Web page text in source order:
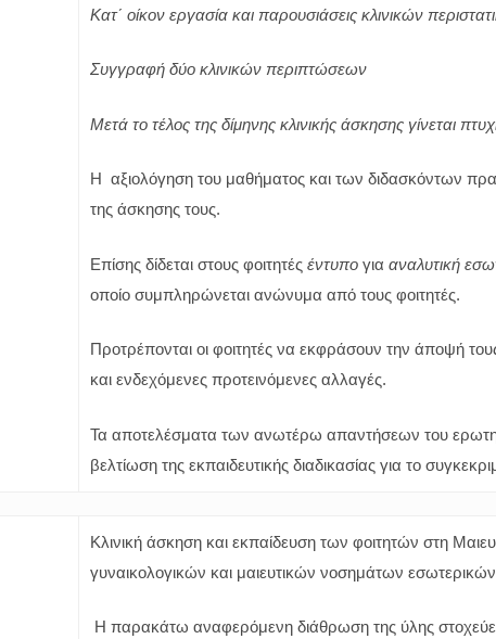
Κατ΄ οίκον εργασία και παρουσιάσεις κλινικών
Συγγραφή δύο κλινικών περιπτώσεων
Μετά το τέλος της δίμηνης κλινικής άσκησης γίνεται
Η αξιολόγηση του μαθήματος και των διδασκόντων
της άσκησης τους.
Επίσης δίδεται στους φοιτητές έντυπο για αναλυτική
οποίο συμπληρώνεται ανώνυμα από τους φοιτητές.
Προτρέπονται οι φοιτητές να εκφράσουν την άποψή
και ενδεχόμενες προτεινόμενες αλλαγές.
Τα αποτελέσματα των ανωτέρω απαντήσεων του
βελτίωση της εκπαιδευτικής διαδικασίας για το
Κλινική άσκηση και εκπαίδευση των φοιτητών στη
γυναικολογικών και μαιευτικών νοσημάτων
Η παρακάτω αναφερόμενη διάθρωση της ύλης